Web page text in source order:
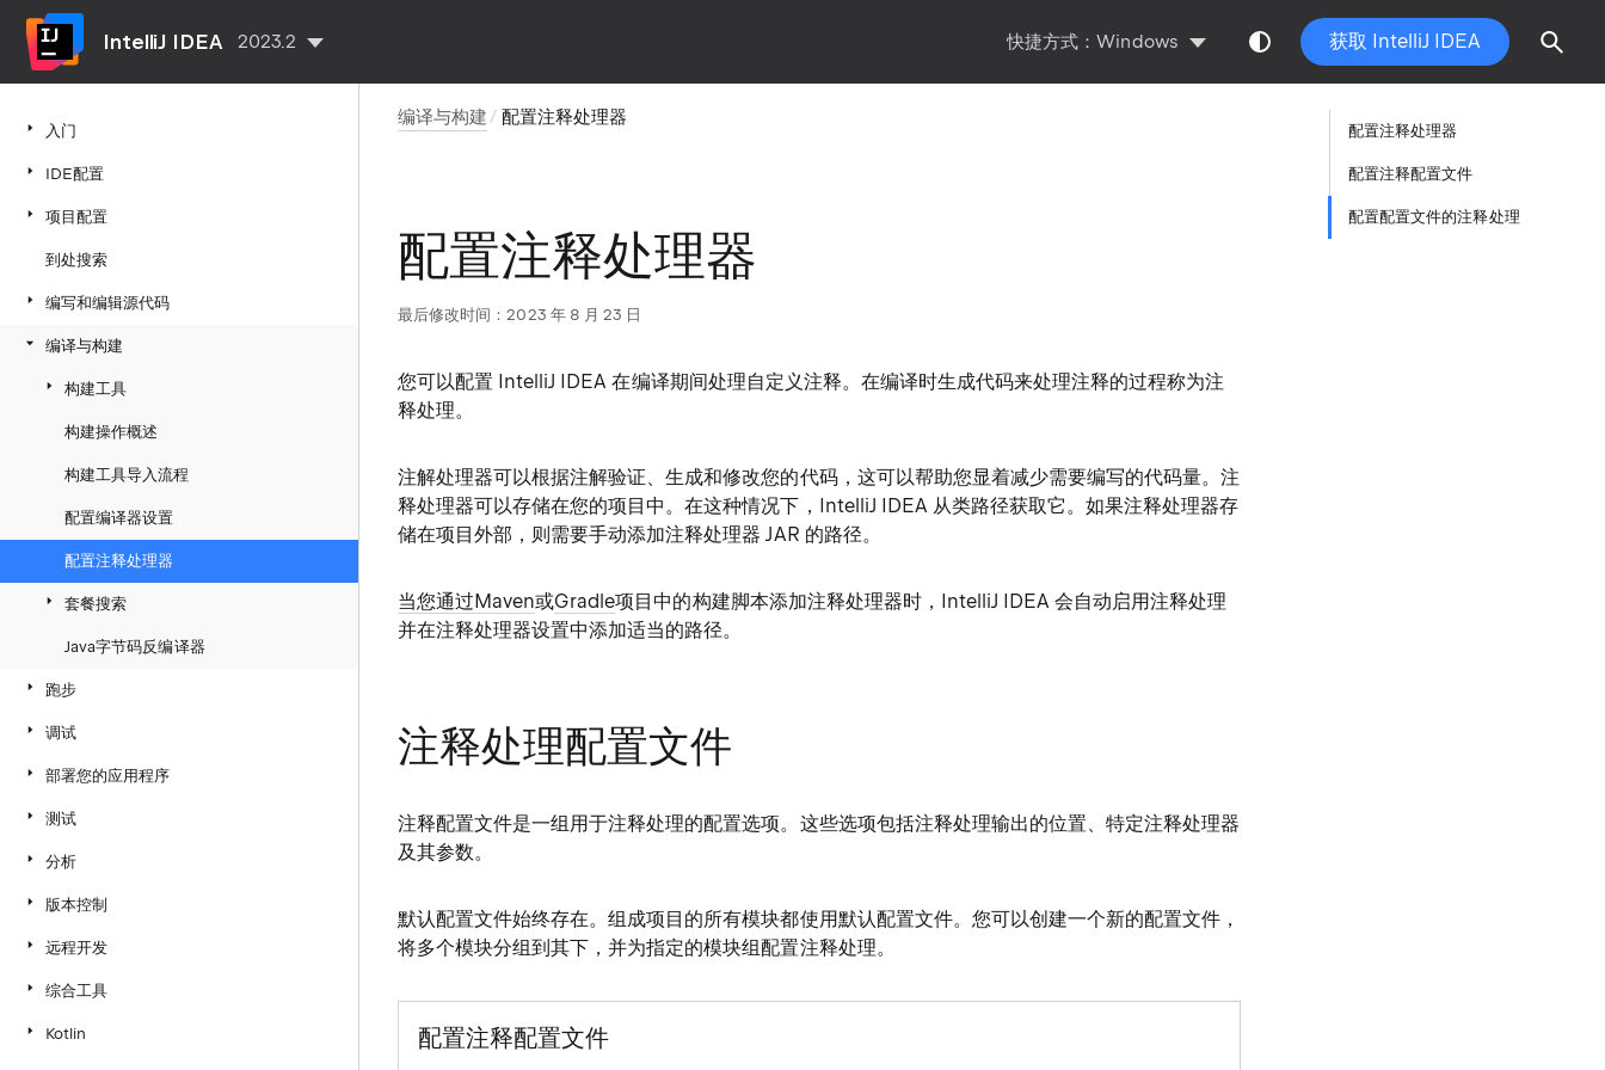
IntelliJ IDEA 2023.2 快捷方式：Windows 获取 IntelliJ IDEA
入门
IDE配置
项目配置
到处搜索
编写和编辑源代码
编译与构建
构建工具
构建操作概述
构建工具导入流程
配置编译器设置
配置注释处理器
套餐搜索
Java字节码反编译器
跑步
调试
部署您的应用程序
测试
分析
版本控制
远程开发
综合工具
Kotlin
编译与构建 配置注释处理器
配置注释处理器
最后修改时间：2023 年 8 月 23 日
您可以配置 IntelliJ IDEA 在编译期间处理自定义注释。在编译时生成代码来处理注释的过程称为注
释处理。
注解处理器可以根据注解验证、生成和修改您的代码，这可以帮助您显着减少需要编写的代码量。注
释处理器可以存储在您的项目中。在这种情况下，IntelliJ IDEA 从类路径获取它。如果注释处理器存
储在项目外部，则需要手动添加注释处理器 JAR 的路径。
当您通过Maven或Gradle项目中的构建脚本添加注释处理器时，IntelliJ IDEA 会自动启用注释处理
并在注释处理器设置中添加适当的路径。
注释处理配置文件
注释配置文件是一组用于注释处理的配置选项。这些选项包括注释处理输出的位置、特定注释处理器
及其参数。
默认配置文件始终存在。组成项目的所有模块都使用默认配置文件。您可以创建一个新的配置文件，
将多个模块分组到其下，并为指定的模块组配置注释处理。
配置注释配置文件
配置注释处理器
配置注释配置文件
配置配置文件的注释处理